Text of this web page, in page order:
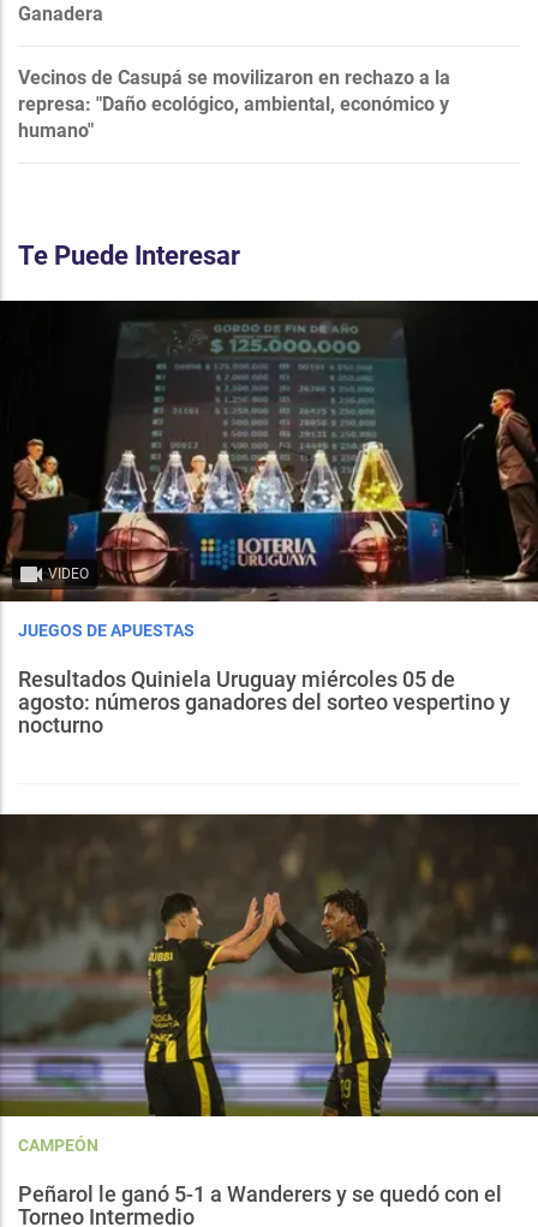
Ganadera
Vecinos de Casupá se movilizaron en rechazo a la
represa: "Daño ecológico, ambiental, económico y
humano"
Te Puede Interesar
VIDEO
JUEGOS DE APUESTAS
Resultados Quiniela Uruguay miércoles 05 de
agosto: números ganadores del sorteo vespertino y
nocturno
CAMPEÓN
Peñarol le ganó 5-1 a Wanderers y se quedó con el
Torneo Intermedio